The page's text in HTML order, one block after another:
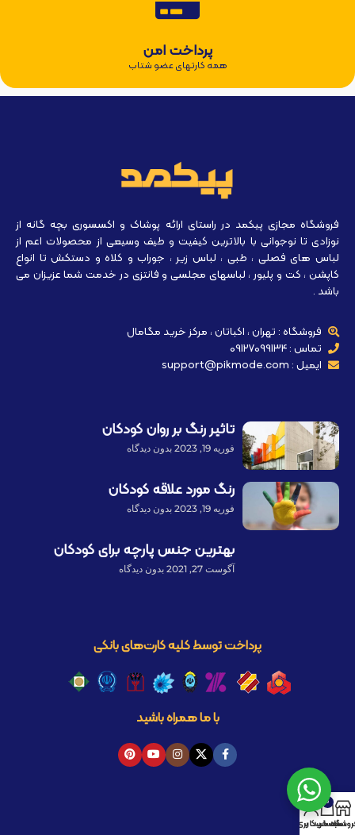
پرداخت امن
همه کارتهای عضو شتاب
فروشگاه مجازی پیکمد در راستای ارائه پوشاک و اکسسوری بچه گانه از
نوزادی تا نوجوانی با بالاترین کیفیت و طیف وسیعی از محصولات اعم از
لباس های فصلی ، طبی ، لباس زیر ، جوراب و کلاه و دستکش تا انواع
کاپشن ، کت و پلیور ، لباسهای مجلسی و فانتزی در خدمت شما عزیزان می
باشد .
فروشگاه : تهران ، اکباتان ، مرکز خرید مگامال
تماس : 09127099134
ایمیل : support@pikmode.com
تاثیر رنگ بر روان کودکان
فوریه 19, 2023 بدون دیدگاه
رنگ مورد علاقه کودکان
فوریه 19, 2023 بدون دیدگاه
بهترین جنس پارچه برای کودکان
آگوست 27, 2021 بدون دیدگاه
پرداخت توسط کلیه کارت‌های بانکی
با ما همراه باشید
0
سبد خرید
حساب کاربری من